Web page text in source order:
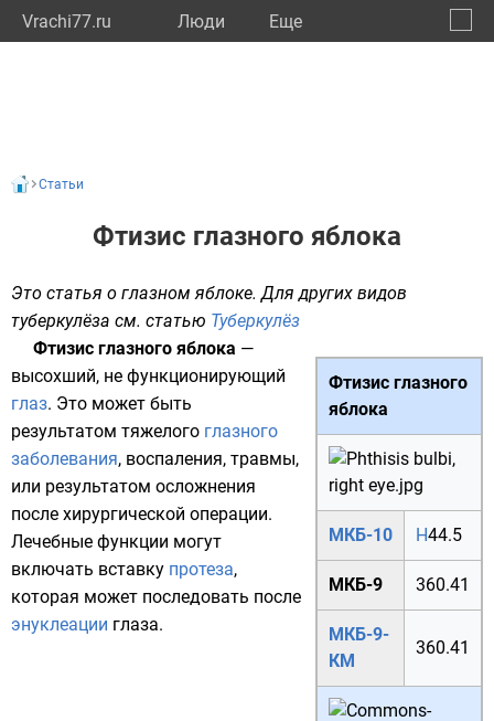
Vrachi77.ru Люди Eще
Статьи
Фтизис глазного яблока
Это статья о глазном яблоке. Для других видов
туберкулёза см. статью Туберкулёз
Фтизис глазного
яблока
МКБ-10 H44.5
МКБ-9 360.41
МКБ-9-
КМ
360.41
Фтизис глазного яблока —
высохший, не функционирующий
глаз. Это может быть
результатом тяжелого глазного
заболевания, воспаления, травмы,
или результатом осложнения
после хирургической операции.
Лечебные функции могут
включать вставку протеза,
которая может последовать после
энуклеации глаза.